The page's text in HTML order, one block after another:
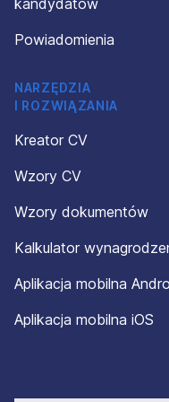
że mogę wyrazić
osobowych oraz
ich Administratorem, dr.
wiadomość drogą
rodo@silverhand.eu;
zatrudnienia Silverhand
SILVERHAND Dominik
satysfakcjonujące
kandydatów
Powiadomienia
NARZĘDZIA
I ROZWIĄZANIA
Kreator CV
Wzory CV
Wzory dokumentów
Kalkulator
Aplikacja mobilna
Aplikacja mobilna iOS